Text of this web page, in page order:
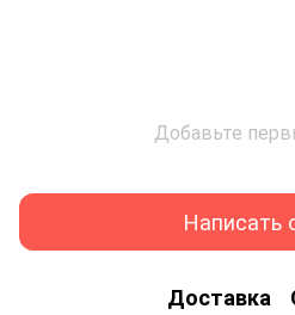
Добавьте
Написать
Доставка